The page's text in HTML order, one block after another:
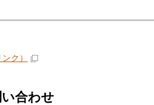
ク）
合わせ